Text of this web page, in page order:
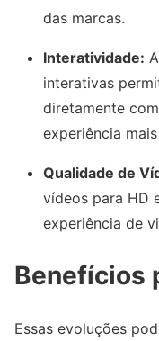
das marcas.
Interatividade:
interativas
diretamente
experiência
Qualidade de
vídeos para HD
experiência de
Benefícios
Essas evoluções